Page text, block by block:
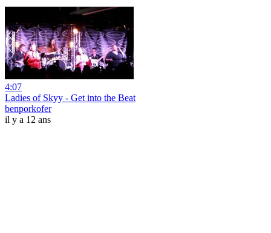
4:07
Ladies of Skyy - Get into the Beat
benporkofer
il y a 12 ans